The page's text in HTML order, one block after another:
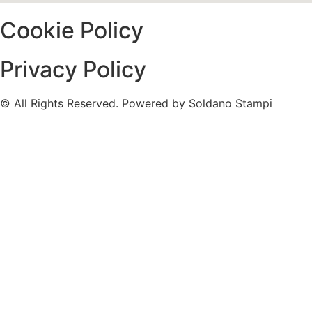
Cookie Policy
Privacy Policy
© All Rights Reserved. Powered by Soldano Stampi